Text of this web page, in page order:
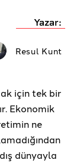
Yazar:
Resul Kunt
için tek bir
Ekonomik
ne
dünyayla